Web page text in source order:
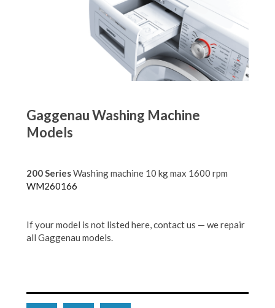
Gaggenau Washing Machine
Models
200 SeriesWashing machine 10 kg max 1600 rpm
WM260166
If your model is not listed here, contact us — we repair
all Gaggenau models.